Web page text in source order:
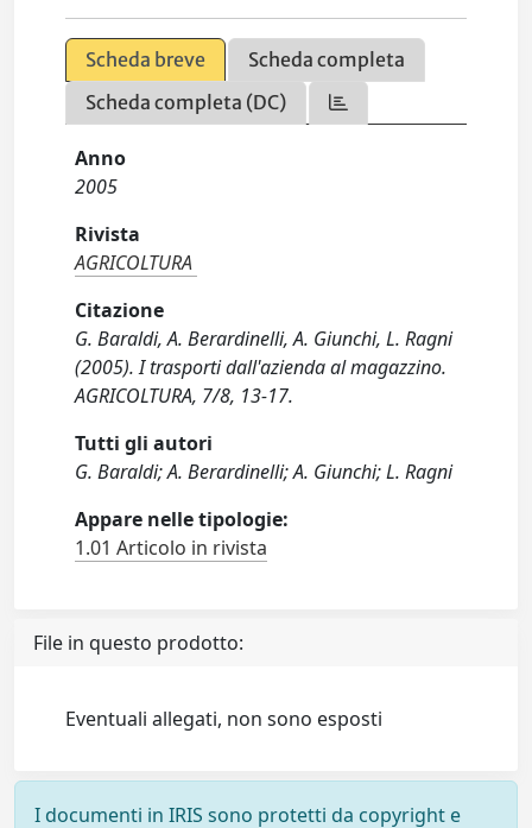
Scheda breve
Scheda completa
Scheda completa (DC)
Anno
2005
Rivista
AGRICOLTURA
Citazione
G. Baraldi, A. Berardinelli, A. Giunchi, L. Ragni
(2005). I trasporti dall'azienda al magazzino.
AGRICOLTURA, 7/8, 13-17.
Tutti gli autori
G. Baraldi; A. Berardinelli; A. Giunchi; L. Ragni
Appare nelle tipologie:
1.01 Articolo in rivista
File in questo prodotto:
Eventuali allegati, non sono esposti
I documenti in IRIS sono protetti da copyright e